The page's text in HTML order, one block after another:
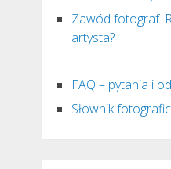
Zawód fotograf.
artysta?
FAQ – pytania i
Słownik